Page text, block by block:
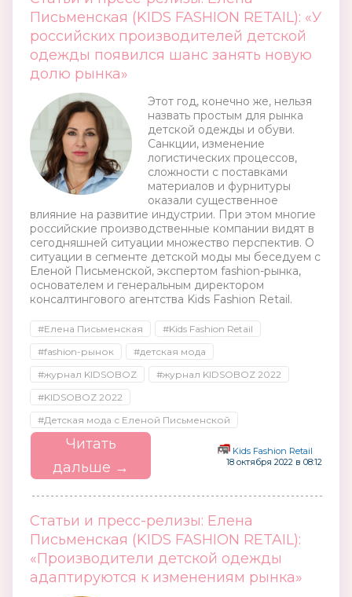
Письменская (KIDS FASHION RETAIL): «У
российских производителей детской
одежды появился шанс занять новую
долю рынка»
Этот год, конечно же, нельзя
назвать простым для рынка
детской одежды и обуви.
Санкции, изменение
логистических процессов,
сложности с поставками
материалов и фурнитуры
оказали существенное
влияние на развитие индустрии. При этом многие
российские производственные компании видят в
сегодняшней ситуации множество перспектив. О
ситуации в сегменте детской моды мы беседуем с
Еленой Письменской, экспертом fashion-рынка,
основателем и генеральным директором
консалтингового агентства Kids Fashion Retail.
#Елена Письменская
#Kids Fashion Retail
#fashion-рынок
#детская мода
#журнал KIDSOBOZ
#журнал KIDSOBOZ 2022
#KIDSOBOZ 2022
#Детская мода с Еленой Письменской
Читать
дальше →
Kids Fashion Retail
18 октября 2022 в 08:12
Статьи и пресс-релизы: Елена
Письменская (KIDS FASHION RETAIL):
«Производители детской одежды
адаптируются к изменениям рынка»